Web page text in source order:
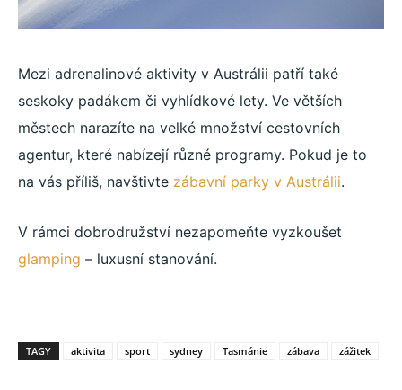
Mezi adrenalinové aktivity v Austrálii patří také
seskoky padákem či vyhlídkové lety. Ve větších
městech narazíte na velké množství cestovních
agentur, které nabízejí různé programy. Pokud je to
na vás příliš, navštivte zábavní parky v Austrálii.
V rámci dobrodružství nezapomeňte vyzkoušet
glamping – luxusní stanování.
TAGY aktivita sport sydney Tasmánie zábava zážitek